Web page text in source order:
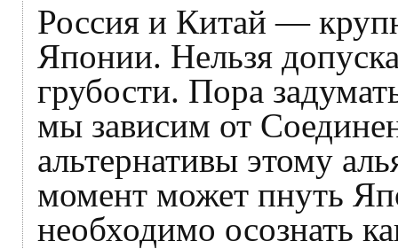
Россия и Китай —
Японии. Нельзя
грубости. Пора
мы зависим от
альтернативы этому
момент может пнуть
необходимо осознать